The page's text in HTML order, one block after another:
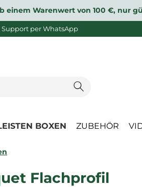
einem Warenwert von 100 €, nur
Support per WhatsApp
BOXEN ZUBEHÖR
Flachprofil